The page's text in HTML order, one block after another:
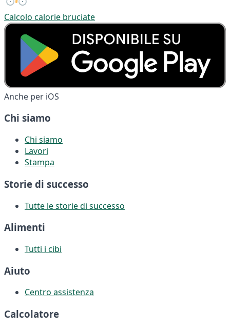
Calcolo calorie bruciate
Anche per iOS
Chi siamo
Chi siamo
Lavori
Stampa
Storie di successo
Tutte le storie di successo
Alimenti
Tutti i cibi
Aiuto
Centro assistenza
Calcolatore